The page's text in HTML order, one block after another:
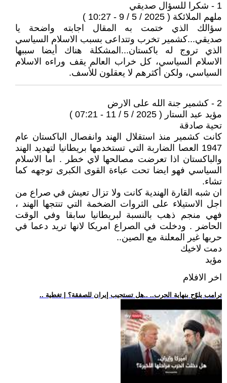
1 - شكرا للسؤال صديقي
ملهم الملائكة ( 2025 / 5 / 9 - 10:27 )
سؤالك الذي ختمت به المقال اجابته واضحة يا
صديقي...كشمير تخرب وتتداعى بسبب الاسلام السياسي
الذي تروج له باكستان...المشكلة هناك أيضا سببها
الاسلام السياسي، كل خراب العالم يقف وراءه الاسلام
السياسي، ولكن أكثرهم لا يعقلون للأسف.
2 - كشمير جنة الله على الارض
مؤيد عبد الستار ( 2025 / 5 / 11 - 07:21 )
تحية صادقة
كانت كشمير منذ استقلال الهند وانفصال الباكستان عام
1947 العصا الضاربة التي تستخدمها بريطانيا لتهديد الهند
والباكستان اذا تعرضت مصالحها لاي خطر . اما الاسلام
السياسي فهو ايضا تحت عباءة القوى الكبرى توجهه كما
تشاء.
ان شبه القارة الهندية كانت ولا تزال تعيش في صراع من
اجل الاستيلاء على الثروات الضخمة التي تنتجها الهند ،
فهي منجم ذهب بالنسبة لبريطانيا سابقا وفي الوقت
الحاضر . ودخلت في الصراع امريكا لانها تريد دعما في
حربها غير المعلنة مع الصين..
دمت لاخيك
مؤيد
اخر الافلام
.. ترامب يلوّح بنهاية الحرب.. ..هل تستجيب إيران للصفقة؟ | تغطية